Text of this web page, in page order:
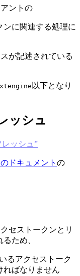
ントの
ンに関連する処理に
が記述されている
以下となり
ッシュ
レッシュ”
ドキュメント の
セストークンとリ
ため、
るアクセストーク
ればなりません